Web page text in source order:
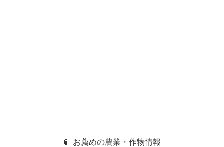
🏮 お薦めの農業・作物情報